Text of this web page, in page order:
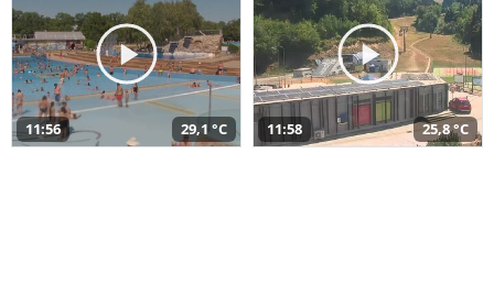
11:56 29,1 °C 11:58 25,8 °C